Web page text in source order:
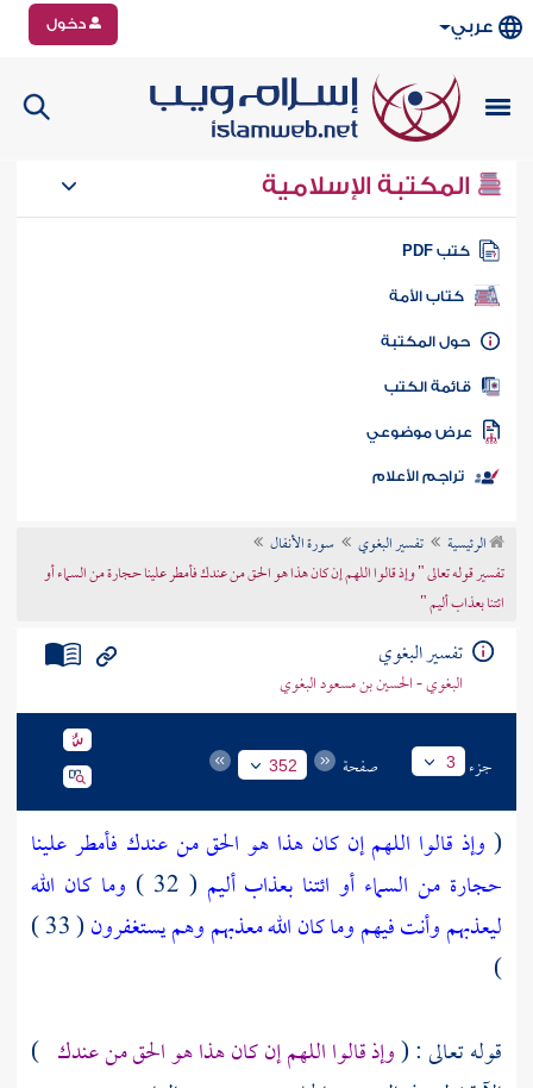
عربي دخول
المكتبة الإسلامية
كتب PDF
كتاب الأمة
المكتبة
الكتب
موضوعي
تراجم الأعلام
الرئيسية تفسير البغوي
سورة الأنفال
تفسير قوله تعالى " وإذ قالوا اللهم إن كان هذا هو الحق من عندك فأمطر علينا حجارة من السماء أو
ائتنا بعذاب أليم "
تفسير البغوي
البغوي - الحسين بن مسعود البغوي
جزء 3 صفحة 352
( وإذ قالوا اللهم إن كان هذا هو الحق من عندك فأمطر علينا
حجارة من السماء أو ائتنا بعذاب أليم ( 32 )
وما كان الله
ليعذبهم وأنت فيهم وما كان الله معذبهم وهم يستغفرون
( 33 )
)
قوله تعالى : (وإذ قالوا اللهم إن كان هذا هو الحق من عندك )